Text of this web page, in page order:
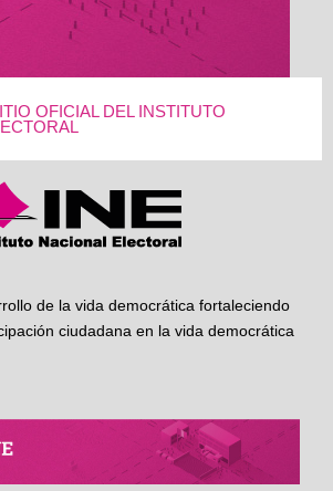
OFICIAL DEL INSTITUTO
de la vida democrática fortaleciendo
ciudadana en la vida democrática